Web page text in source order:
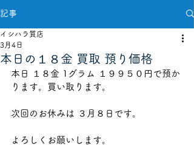
8523
記事
本日の１８金 買取 預り価格
イシハラ質店
3月4日
本日 １８金 1グラム １９９５０円で預か
ります。買い取ります。
次回のお休みは ３月８日です。
よろしくお願いします。